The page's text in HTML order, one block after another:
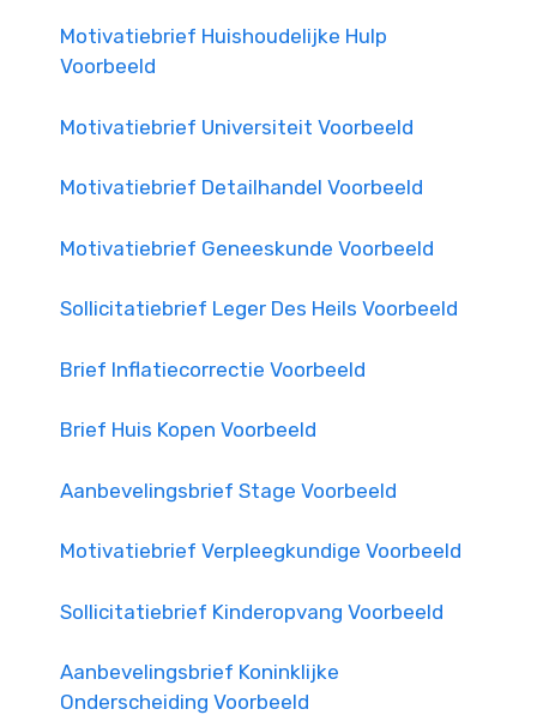
Motivatiebrief Huishoudelijke Hulp
Voorbeeld
Motivatiebrief Universiteit Voorbeeld
Motivatiebrief Detailhandel Voorbeeld
Motivatiebrief Geneeskunde Voorbeeld
Sollicitatiebrief Leger Des Heils Voorbeeld
Brief Inflatiecorrectie Voorbeeld
Brief Huis Kopen Voorbeeld
Aanbevelingsbrief Stage Voorbeeld
Motivatiebrief Verpleegkundige Voorbeeld
Sollicitatiebrief Kinderopvang Voorbeeld
Aanbevelingsbrief Koninklijke
Onderscheiding Voorbeeld